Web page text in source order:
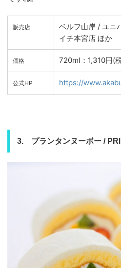
販売店
ベルフ山岸 / ユニ
イチ本宮店 ほか
価格 720ml：1,310円(
公式HP https://
3. プランタンヌーボー /